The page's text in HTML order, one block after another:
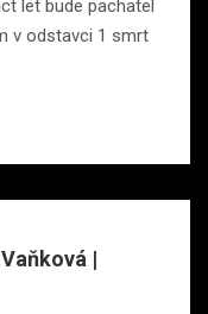
let bude pachatel
v odstavci 1 smrt
|